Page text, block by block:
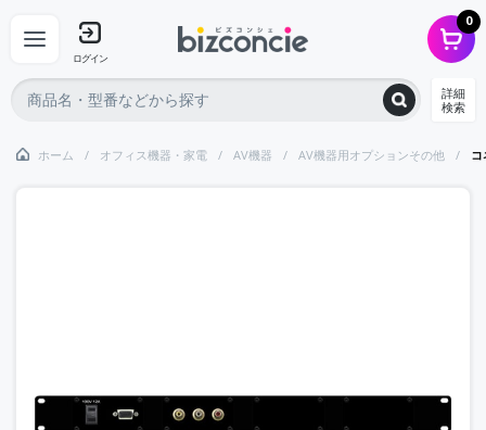
ログイン
0
詳細
検索
ホーム オフィス機器・家電 AV機器 AV機器用オプションその他